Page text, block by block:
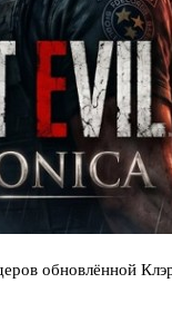
обновлённой